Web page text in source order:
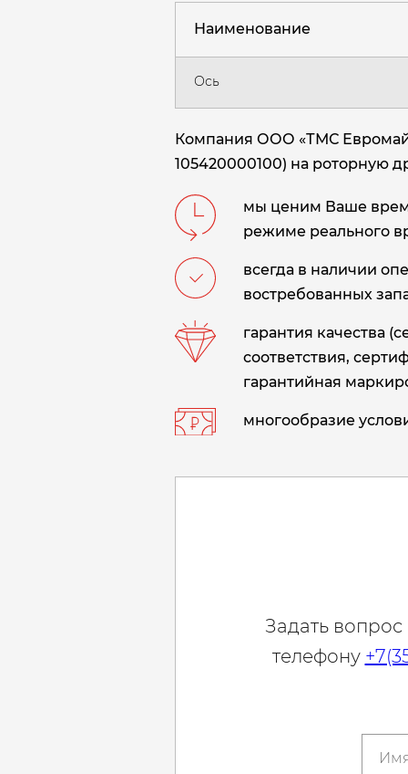
Наименование
Ось
Компания ООО «ТМС
105420000100) на роторную
мы ценим Ваше
режиме реального
всегда в наличии
востребованных
гарантия качества
соответствия,
гарантийная
многообразие
Задать
телефону